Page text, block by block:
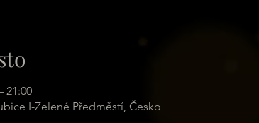
21:00
I-Zelené Předměstí, Česko